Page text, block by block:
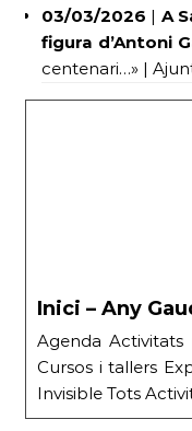
03/03/2026 | A
figura d’Antoni
centenari…» |
Inici – Any
Agenda Activitats
Cursos i tallers
Invisible Tots